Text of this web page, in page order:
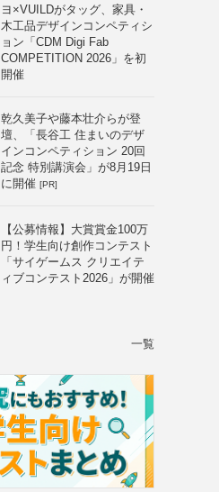
ヨ×VUILDがタッグ、家具・
木工品デザインコンペティシ
ョン「CDM Digi Fab
COMPETITION 2026」を初
開催
乾久美子や藤本壮介らが登
壇、「長谷工 住まいのデザ
インコンペティション 20回
記念 特別講演会」が8月19日
に開催 [PR]
【公募情報】大賞賞金100万
円！学生向け創作コンテスト
「サイゲームス クリエイテ
ィブコンテスト2026」が開催
一覧